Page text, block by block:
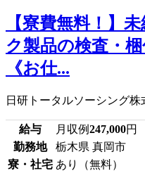
【寮費無料！】
ク製品の検査・
《お仕...
日研トータルソーシング株
給与 月収例247,000円
勤務地
栃木県 真岡市
寮・社宅 あり（無料）